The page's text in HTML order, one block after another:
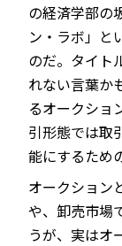
の経済学部の
ン・ラボ」と
のだ。タイト
れない言葉か
るオークショ
引形態では取
能にするため
オークション
や、卸売市場
うが、実はオ